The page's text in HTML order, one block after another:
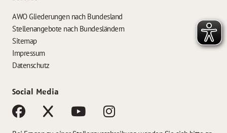
AWO Gliederungen nach Bundesland
Stellenangebote nach Bundesländern
Sitemap
Impressum
Datenschutz
Social Media